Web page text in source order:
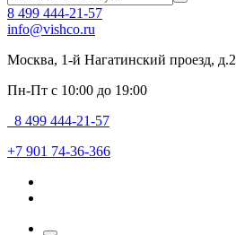
8 499 444-21-57
info@vishco.ru
Москва, 1-й Нагатинский проезд, д.2
Пн-Пт с 10:00 до 19:00
8 499 444-21-57
+7 901 74-36-366